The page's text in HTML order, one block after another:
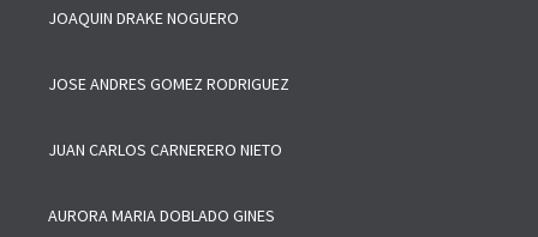
JOAQUIN DRAKE NOGUERO
JOSE ANDRES GOMEZ RODRIGUEZ
JUAN CARLOS CARNERERO NIETO
AURORA MARIA DOBLADO GINES